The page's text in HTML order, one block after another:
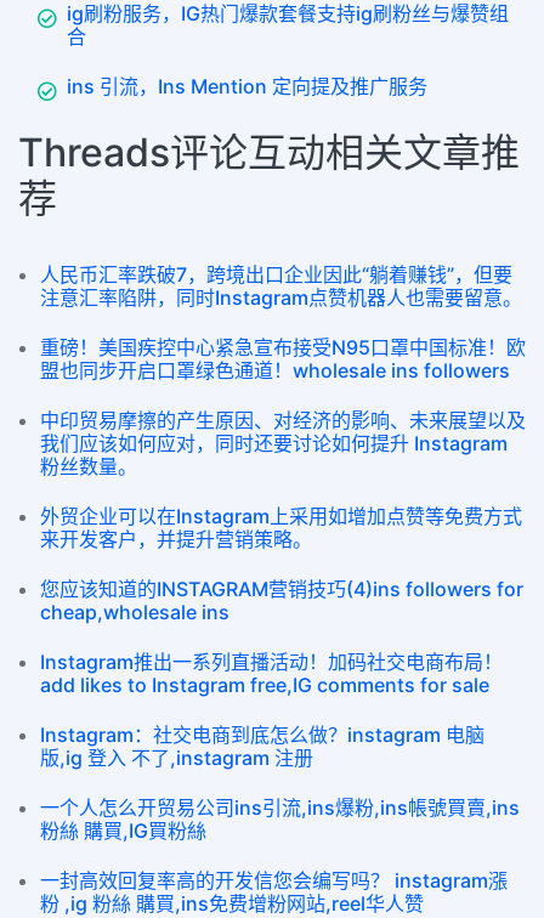
ig刷粉服务，IG热门爆款套餐支持ig刷粉丝与爆赞组
合
ins 引流，Ins Mention 定向提及推广服务
Threads评论互动相关文章推
荐
人民币汇率跌破7，跨境出口企业因此“躺着赚钱”，但要
注意汇率陷阱，同时Instagram点赞机器人也需要留意。
重磅！美国疾控中心紧急宣布接受N95口罩中国标准！欧
盟也同步开启口罩绿色通道！wholesale ins followers
中印贸易摩擦的产生原因、对经济的影响、未来展望以及
我们应该如何应对，同时还要讨论如何提升 Instagram
粉丝数量。
外贸企业可以在Instagram上采用如增加点赞等免费方式
来开发客户，并提升营销策略。
您应该知道的INSTAGRAM营销技巧(4)ins followers for
cheap,wholesale ins
Instagram推出一系列直播活动！加码社交电商布局！
add likes to Instagram free,IG comments for sale
Instagram：社交电商到底怎么做？instagram 电脑
版,ig 登入 不了,instagram 注册
一个人怎么开贸易公司ins引流,ins爆粉,ins帳號買賣,ins
粉絲 購買,IG買粉絲
一封高效回复率高的开发信您会编写吗？ instagram漲
粉 ,ig 粉絲 購買,ins免费增粉网站,reel华人赞